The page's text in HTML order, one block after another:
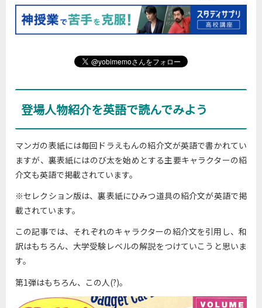
登場人物紹介を英語で読んでみよう
マンガの表紙には毎回ドラえもんの紹介文が英語で書かれてい
ますが、裏表紙にはのび太を始めとする主要キャラクターの紹
介文も英語で掲載されています。
※セレクション版は、裏表紙にひみつ道具の紹介文が英語で掲
載されています。
この記事では、それぞれのキャラクターの紹介文を引用し、和
訳はもちろん、大学受験レベルの解説をつけていこうと思いま
す。
第1弾はもちろん、この人(?)。